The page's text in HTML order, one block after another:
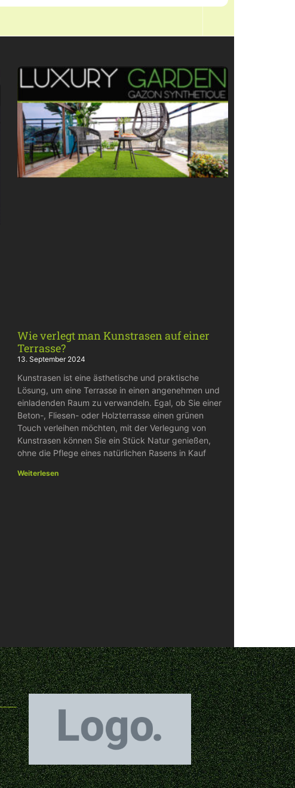
Wie verlegt man Kunstrasen auf einer
Terrasse?
13. September 2024
Kunstrasen ist eine ästhetische und praktische
Lösung, um eine Terrasse in einen angenehmen und
einladenden Raum zu verwandeln. Egal, ob Sie einer
Beton-, Fliesen- oder Holzterrasse einen grünen
Touch verleihen möchten, mit der Verlegung von
Kunstrasen können Sie ein Stück Natur genießen,
ohne die Pflege eines natürlichen Rasens in Kauf
Weiterlesen